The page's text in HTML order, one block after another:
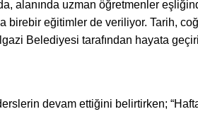
alanında uzman öğretmenler
birebir eğitimler de veriliyor. Tarih,
Belediyesi tarafından hayata
devam ettiğini belirtirken;